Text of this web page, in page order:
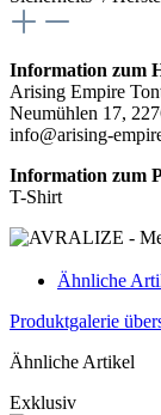
Information zum
Arising Empire
Neumühlen 17,
info@arising-
Information zum
T-Shirt
Ähnliche
Produktgalerie
Ähnliche Artikel
Exklusiv